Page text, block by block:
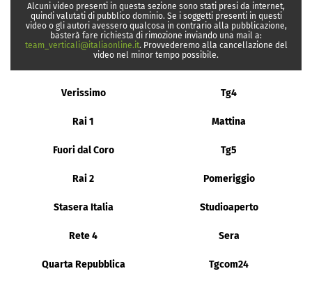
Alcuni video presenti in questa sezione sono stati presi da internet,
quindi valutati di pubblico dominio. Se i soggetti presenti in questi
video o gli autori avessero qualcosa in contrario alla pubblicazione,
basterà fare richiesta di rimozione inviando una mail a:
team_verticali@italiaonline.it. Provvederemo alla cancellazione del
video nel minor tempo possibile.
Verissimo Tg4
Rai 1 Mattina
Fuori dal Coro Tg5
Rai 2 Pomeriggio
Stasera Italia Studioaperto
Rete 4 Sera
Quarta Repubblica Tgcom24